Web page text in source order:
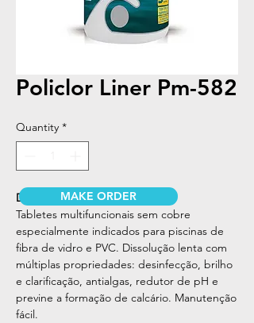
Policlor Liner Pm-582
Quantity *
DESCRIÇÃO
Tabletes multifuncionais sem cobre
especialmente indicados para piscinas de
fibra de vidro e PVC. Dissolução lenta com
múltiplas propriedades: desinfecção, brilho
e clarificação, antialgas, redutor de pH e
previne a formação de calcário. Manutenção
fácil.
MAKE ORDER